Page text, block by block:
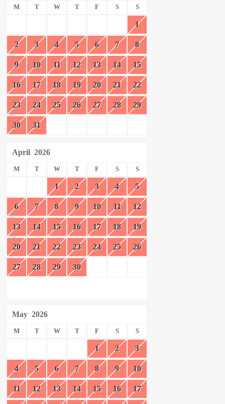
M T W T F S S
1
2 3 4 5 6 7 8
9 10 11 12 13 14 15
16 17 18 19 20 21 22
23 24 25 26 27 28 29
30 31
April 2026
M T W T F S S
1 2 3 4 5
6 7 8 9 10 11 12
13 14 15 16 17 18 19
20 21 22 23 24 25 26
27 28 29 30
May 2026
M T W T F S S
1 2 3
4 5 6 7 8 9 10
11 12 13 14 15 16 17